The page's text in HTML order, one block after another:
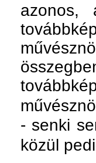
azonos,
- senki
közül